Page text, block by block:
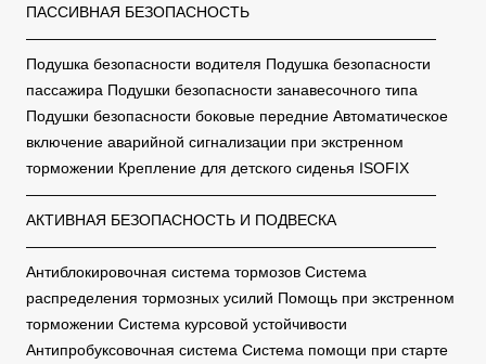
ПАССИВНАЯ БЕЗОПАСНОСТЬ
———————————————————————————
Подушка безопасности водителя Подушка безопасности
пассажира Подушки безопасности занавесочного типа
Подушки безопасности боковые передние Автоматическое
включение аварийной сигнализации при экстренном
торможении Крепление для детского сиденья ISOFIX
———————————————————————————
АКТИВНАЯ БЕЗОПАСНОСТЬ И ПОДВЕСКА
———————————————————————————
Антиблокировочная система тормозов Система
распределения тормозных усилий Помощь при экстренном
торможении Система курсовой устойчивости
Антипробуксовочная система Система помощи при старте